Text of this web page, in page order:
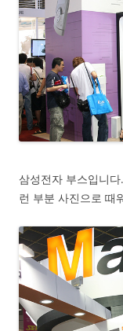
삼성전자 부스입니
런 부분 사진으로 때